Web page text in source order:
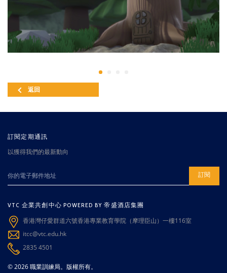
返回
訂閱定期通訊
以獲得我們的最新動向
訂閱
VTC 企業共創中心 POWERED BY 帝盛酒店集團
香港灣仔愛群道六號香港專業教育學院（摩理臣山）一樓116室
itcc@vtc.edu.hk
2835 4501
© 2026 職業訓練局。版權所有。